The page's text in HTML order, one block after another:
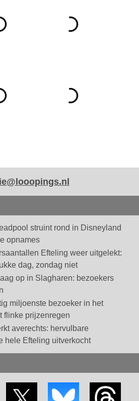
struint rond in Disneyland
opnames
Efteling weer uitgelekt:
dag, zondag niet
op in Slagharen: bezoekers
miljoenste bezoeker in het
flinke prijzenregen
averechts: hervulbare
hele Efteling uitverkocht